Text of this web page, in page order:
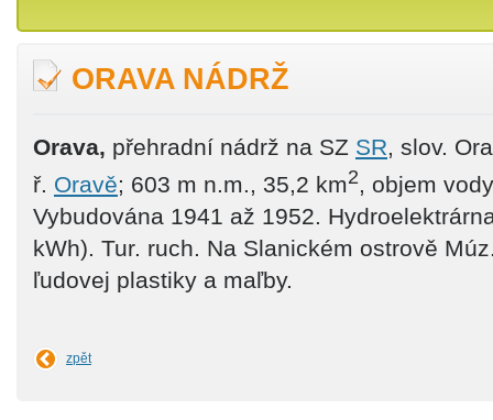
ORAVA NÁDRŽ
Orava, přehradní nádrž na SZ SR, slov.
ř. Oravě; 603 m n.m., 35,2 km2, objem
Vybudována 1941 až 1952.
kWh). Tur. ruch. Na Slanickém ostrově
ľudovej plastiky a maľby.
zpět